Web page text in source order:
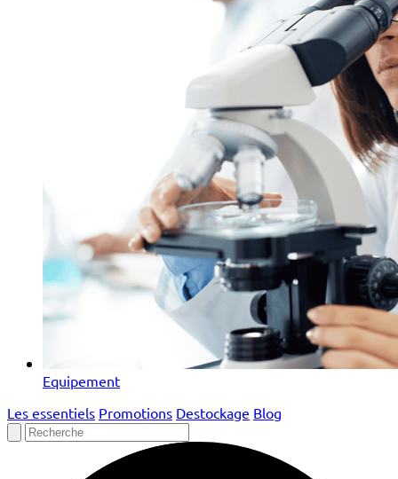
Equipement
Les essentiels Promotions Destockage Blog